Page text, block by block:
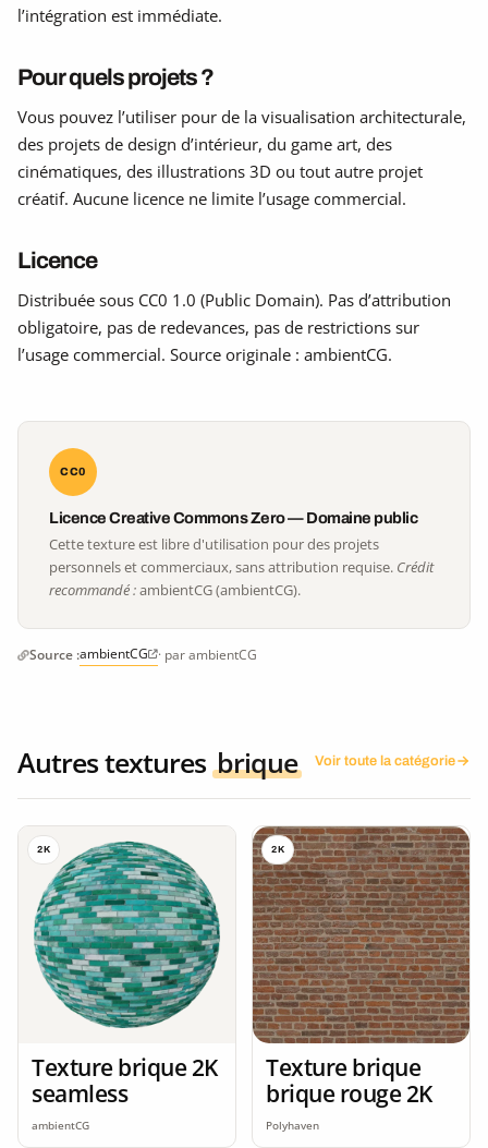
l’intégration est immédiate.
Pour quels projets ?
Vous pouvez l’utiliser pour de la visualisation architecturale,
des projets de design d’intérieur, du game art, des
cinématiques, des illustrations 3D ou tout autre projet
créatif. Aucune licence ne limite l’usage commercial.
Licence
Distribuée sous CC0 1.0 (Public Domain). Pas d’attribution
obligatoire, pas de redevances, pas de restrictions sur
l’usage commercial. Source originale : ambientCG.
CC0
Licence Creative Commons Zero — Domaine public
Cette texture est libre d'utilisation pour des projets
personnels et commerciaux, sans attribution requise. Crédit
recommandé :ambientCG (ambientCG).
Source :ambientCG · par ambientCG
Autres textures brique Voir toute la catégorie
2K
Texture brique 2K
seamless
ambientCG
2K
Texture brique
brique rouge 2K
Polyhaven